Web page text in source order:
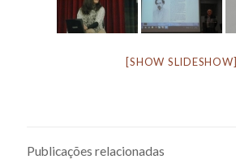
[SHOW SLIDESHOW]
Publicações relacionadas